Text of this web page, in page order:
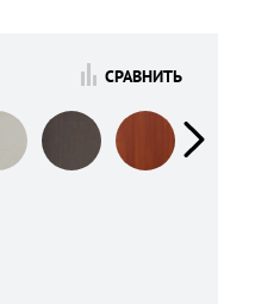
СРАВНИТЬ